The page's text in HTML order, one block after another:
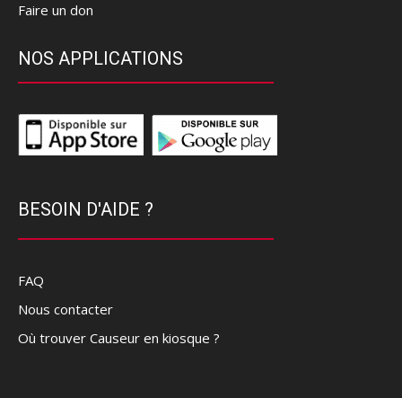
Faire un don
NOS APPLICATIONS
BESOIN D'AIDE ?
FAQ
Nous contacter
Où trouver Causeur en kiosque ?